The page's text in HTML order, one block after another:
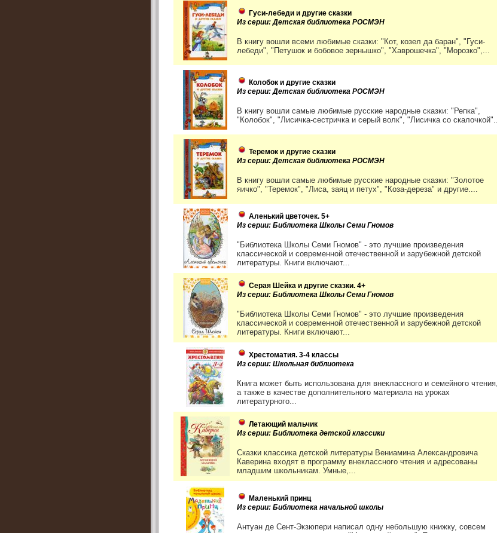
Гуси-лебеди и другие сказки
Из серии: Детская библиотека РОСМЭН
В книгу вошли всеми любимые сказки: "Кот, козел да баран", "Гуси-
лебеди", "Петушок и бобовое зернышко", "Хаврошечка", "Морозко",...
Колобок и другие сказки
Из серии: Детская библиотека РОСМЭН
В книгу вошли самые любимые русские народные сказки: "Репка",
"Колобок", "Лисичка-сестричка и серый волк", "Лисичка со скалочкой"...
Теремок и другие сказки
Из серии: Детская библиотека РОСМЭН
В книгу вошли самые любимые русские народные сказки: "Золотое
яичко", "Теремок", "Лиса, заяц и петух", "Коза-дереза" и другие....
Аленький цветочек. 5+
Из серии: Библиотека Школы Семи Гномов
"Библиотека Школы Семи Гномов" - это лучшие произведения
классической и современной отечественной и зарубежной детской
литературы. Книги включают...
Серая Шейка и другие сказки. 4+
Из серии: Библиотека Школы Семи Гномов
"Библиотека Школы Семи Гномов" - это лучшие произведения
классической и современной отечественной и зарубежной детской
литературы. Книги включают...
Хрестоматия. 3-4 классы
Из серии: Школьная библиотека
Книга может быть использована для внеклассного и семейного чтения,
а также в качестве дополнительного материала на уроках
литературного...
Летающий мальчик
Из серии: Библиотека детской классики
Сказки классика детской литературы Вениамина Александровича
Каверина входят в программу внеклассного чтения и адресованы
младшим школьникам. Умные,...
Маленький принц
Из серии: Библиотека начальной школы
Антуан де Сент-Экзюпери написал одну небольшую книжку, совсем